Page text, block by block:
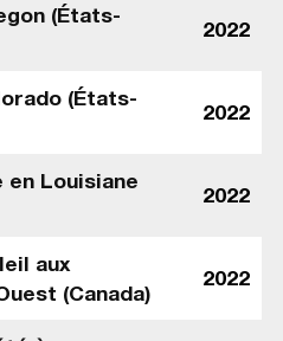
(États-
2022
(États-
2022
en Louisiane
2022
aux
(Canada)
2022